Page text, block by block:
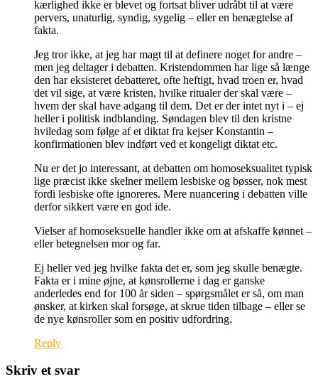
kærlighed ikke er blevet og fortsat bliver udråbt til at være
pervers, unaturlig, syndig, sygelig – eller en benægtelse af
fakta.
Jeg tror ikke, at jeg har magt til at definere noget for andre –
men jeg deltager i debatten. Kristendommen har lige så længe
den har eksisteret debatteret, ofte heftigt, hvad troen er, hvad
det vil sige, at være kristen, hvilke ritualer der skal være –
hvem der skal have adgang til dem. Det er der intet nyt i – ej
heller i politisk indblanding. Søndagen blev til den kristne
hviledag som følge af et diktat fra kejser Konstantin –
konfirmationen blev indført ved et kongeligt diktat etc.
Nu er det jo interessant, at debatten om homoseksualitet typisk
lige præcist ikke skelner mellem lesbiske og bøsser, nok mest
fordi lesbiske ofte ignoreres. Mere nuancering i debatten ville
derfor sikkert være en god ide.
Vielser af homoseksuelle handler ikke om at afskaffe kønnet –
eller betegnelsen mor og far.
Ej heller ved jeg hvilke fakta det er, som jeg skulle benægte.
Fakta er i mine øjne, at kønsrollerne i dag er ganske
anderledes end for 100 år siden – spørgsmålet er så, om man
ønsker, at kirken skal forsøge, at skrue tiden tilbage – eller se
de nye kønsroller som en positiv udfordring.
Reply
Skriv et svar